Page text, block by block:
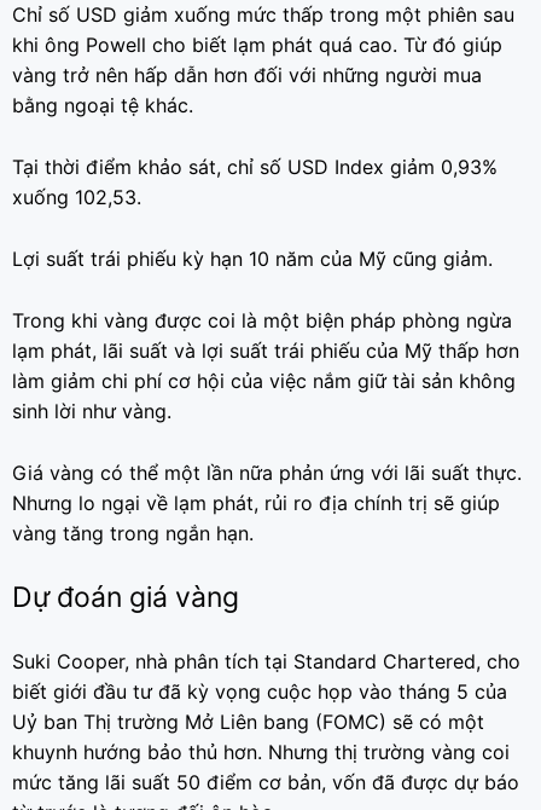
Chỉ số USD giảm xuống mức thấp trong một phiên sau
khi ông Powell cho biết lạm phát quá cao. Từ đó giúp
vàng trở nên hấp dẫn hơn đối với những người mua
bằng ngoại tệ khác.
Tại thời điểm khảo sát, chỉ số USD Index giảm 0,93%
xuống 102,53.
Lợi suất trái phiếu kỳ hạn 10 năm của Mỹ cũng giảm.
Trong khi vàng được coi là một biện pháp phòng ngừa
lạm phát, lãi suất và lợi suất trái phiếu của Mỹ thấp hơn
làm giảm chi phí cơ hội của việc nắm giữ tài sản không
sinh lời như vàng.
Giá vàng có thể một lần nữa phản ứng với lãi suất thực.
Nhưng lo ngại về lạm phát, rủi ro địa chính trị sẽ giúp
vàng tăng trong ngắn hạn.
Dự đoán giá vàng
Suki Cooper, nhà phân tích tại Standard Chartered, cho
biết giới đầu tư đã kỳ vọng cuộc họp vào tháng 5 của
Uỷ ban Thị trường Mở Liên bang (FOMC) sẽ có một
khuynh hướng bảo thủ hơn. Nhưng thị trường vàng coi
mức tăng lãi suất 50 điểm cơ bản, vốn đã được dự báo